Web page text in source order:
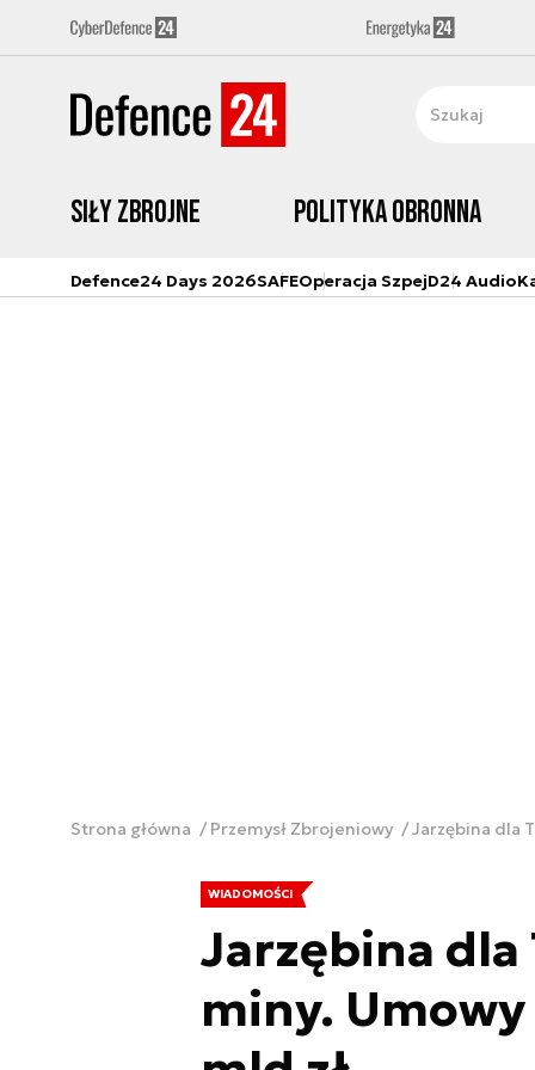
Siły zbrojne Polityka obronna
Defence24 Days 2026SAFEOperacja SzpejD24 Audio
Strona główna Przemysł Zbrojeniowy Jarzębina dla
WIADOMOŚCI
Jarzębina dla
miny. Umowy